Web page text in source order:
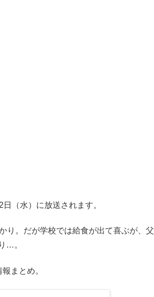
（水）に放送されます。
り。だが学校では給食が出て喜ぶが、父
…。
まとめ。